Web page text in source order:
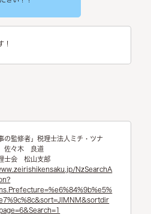
！
の監修者」税理士法人ミチ・ツナ
々木 良道
士会 松山支部
NzSearchA